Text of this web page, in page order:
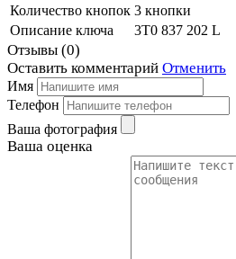
Количество кнопок 3 кнопки
Описание ключа
3T0 837 202 L
Отзывы (0)
Оставить комментарий Отменить
Имя
Телефон
Ваша фотография
Ваша оценка